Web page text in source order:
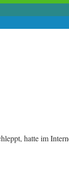
hatte im